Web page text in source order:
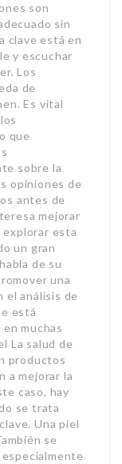
son
sin
clave está en
y escuchar
Los
de
Es vital
que
sobre la
opiniones de
antes de
mejorar
explorar esta
un gran
de su
una
el análisis de
está
muchas
La salud de
productos
a mejorar la
caso, hay
se trata
Una piel
se